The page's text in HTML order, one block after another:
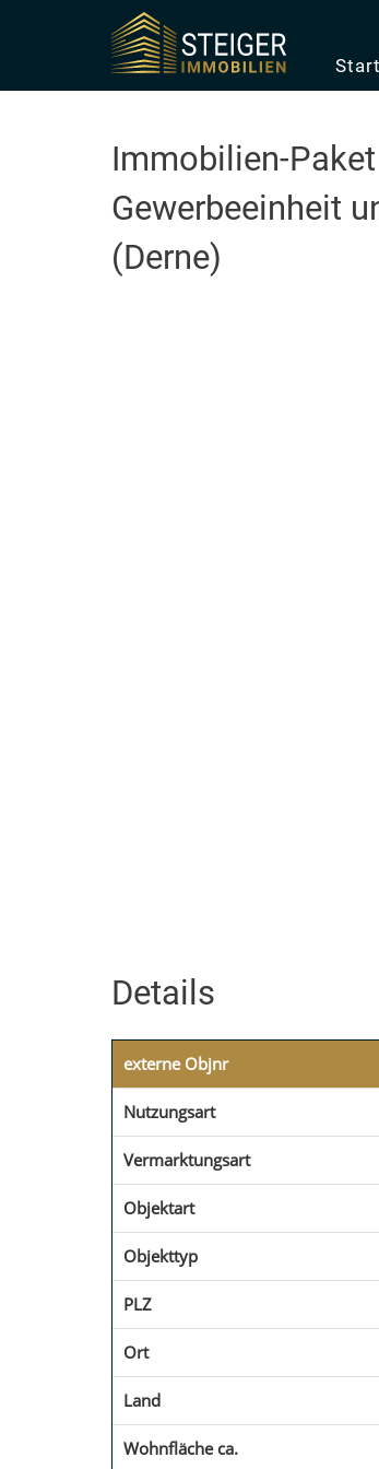
Immobilien-
Gewerbeeinheit
(Derne)
Details
externe Objnr
Nutzungsart
Vermarktungsart
Objektart
Objekttyp
PLZ
Ort
Land
Wohnfläche ca.